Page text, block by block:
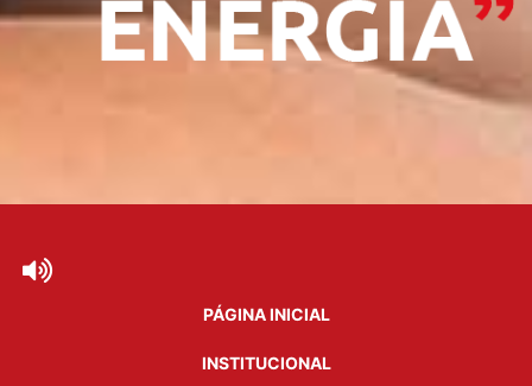
PÁGINA INICIAL
INSTITUCIONAL